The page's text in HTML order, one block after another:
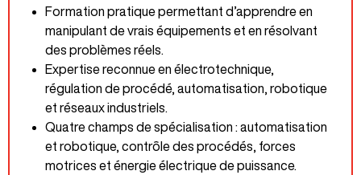
Formation pratique permettant d’apprendre en
manipulant de vrais équipements et en résolvant
des problèmes réels.
Expertise reconnue en électrotechnique,
régulation de procédé, automatisation, robotique
et réseaux industriels.
Quatre champs de spécialisation : automatisation
et robotique, contrôle des procédés, forces
motrices et énergie électrique de puissance.